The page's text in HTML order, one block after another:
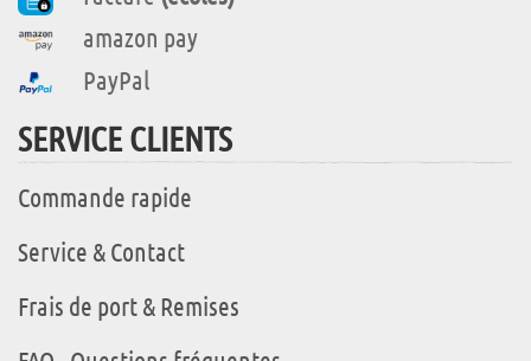
amazon pay
PayPal
SERVICE CLIENTS
Commande rapide
Service & Contact
Frais de port & Remises